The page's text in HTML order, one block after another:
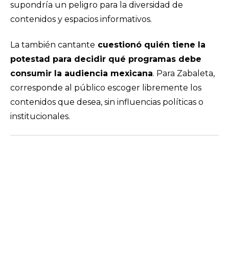
supondría un peligro para la diversidad de
contenidos y espacios informativos.
La también cantante cuestionó quién tiene la
potestad para decidir qué programas debe
consumir la audiencia mexicana. Para Zabaleta,
corresponde al público escoger libremente los
contenidos que desea, sin influencias políticas o
institucionales.